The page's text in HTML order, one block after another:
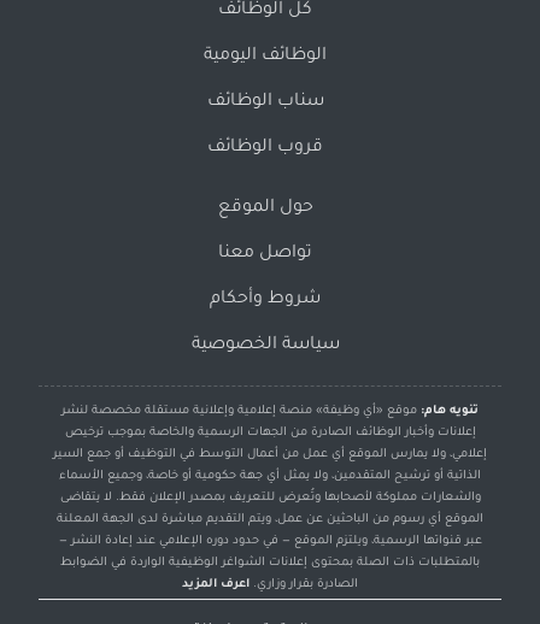
كل الوظائف
الوظائف اليومية
سناب الوظائف
قروب الوظائف
حول الموقع
تواصل معنا
شروط وأحكام
سياسة الخصوصية
تنويه هام: موقع «أي وظيفة» منصة إعلامية وإعلانية مستقلة مخصصة لنشر
إعلانات وأخبار الوظائف الصادرة من الجهات الرسمية والخاصة بموجب ترخيص
إعلامي، ولا يمارس الموقع أي عمل من أعمال التوسط في التوظيف أو جمع السير
الذاتية أو ترشيح المتقدمين، ولا يمثل أي جهة حكومية أو خاصة، وجميع الأسماء
والشعارات مملوكة لأصحابها وتُعرض للتعريف بمصدر الإعلان فقط. لا يتقاضى
الموقع أي رسوم من الباحثين عن عمل، ويتم التقديم مباشرة لدى الجهة المعلنة
عبر قنواتها الرسمية، ويلتزم الموقع — في حدود دوره الإعلامي عند إعادة النشر —
بالمتطلبات ذات الصلة بمحتوى إعلانات الشواغر الوظيفية الواردة في الضوابط
الصادرة بقرار وزاري. اعرف المزيد